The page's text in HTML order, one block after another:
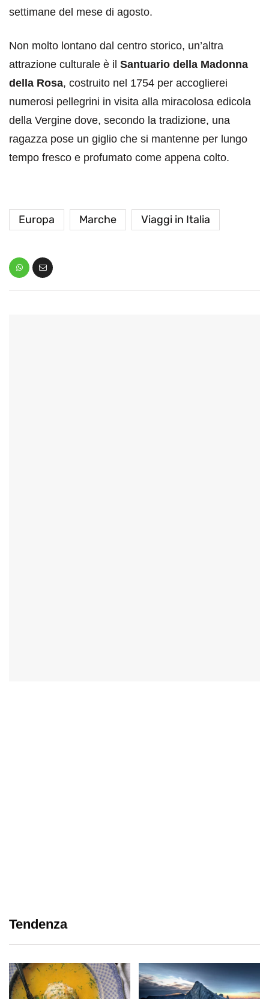
settimane del mese di agosto.
Non molto lontano dal centro storico, un’altra
attrazione culturale è il Santuario della Madonna
della Rosa, costruito nel 1754 per accoglierei
numerosi pellegrini in visita alla miracolosa edicola
della Vergine dove, secondo la tradizione, una
ragazza pose un giglio che si mantenne per lungo
tempo fresco e profumato come appena colto.
Europa Marche Viaggi in Italia
Tendenza